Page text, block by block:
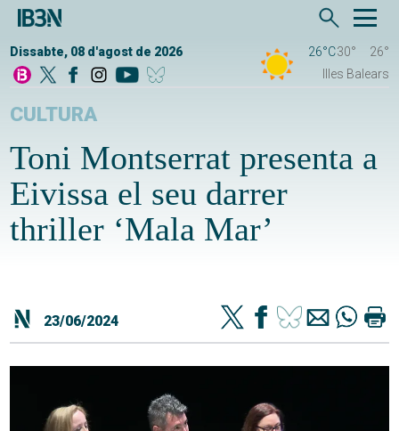
Dissabte, 08 d'agost de 2026 26°C30°
26°
Illes Balears
CULTURA
Toni Montserrat presenta a
Eivissa el seu darrer
thriller ‘Mala Mar’
23/06/2024